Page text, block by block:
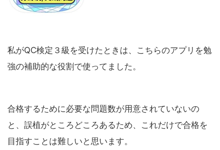
私がQC検定３級を受けたときは、こちらのアプリを勉
強の補助的な役割で使ってました。
合格するために必要な問題数が用意されていないの
と、誤植がところどころあるため、これだけで合格を
目指すことは難しいと思います。